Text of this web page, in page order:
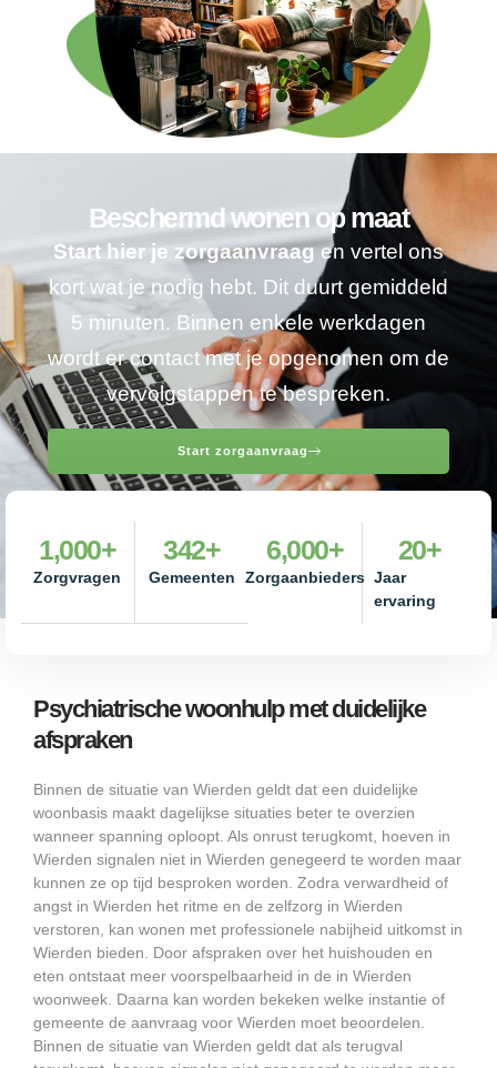
Beschermd wonen op maat
Start hier je zorgaanvraagen vertel ons
kort wat je nodig hebt. Dit duurt gemiddeld
5 minuten. Binnen enkele werkdagen
wordt er contact met je opgenomen om de
vervolgstappen te bespreken.
Start zorgaanvraag
Zorgvragen
1,000+
Gemeenten
342+
Zorgaanbieders
6,000+
Jaar
ervaring
20+
Psychiatrische woonhulp met duidelijke
afspraken
Binnen de situatie van Wierden geldt dat een duidelijke
woonbasis maakt dagelijkse situaties beter te overzien
wanneer spanning oploopt. Als onrust terugkomt, hoeven in
Wierden signalen niet in Wierden genegeerd te worden maar
kunnen ze op tijd besproken worden. Zodra verwardheid of
angst in Wierden het ritme en de zelfzorg in Wierden
verstoren, kan wonen met professionele nabijheid uitkomst in
Wierden bieden. Door afspraken over het huishouden en
eten ontstaat meer voorspelbaarheid in de in Wierden
woonweek. Daarna kan worden bekeken welke instantie of
gemeente de aanvraag voor Wierden moet beoordelen.
Binnen de situatie van Wierden geldt dat als terugval